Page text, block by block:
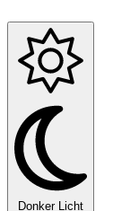
Donker Licht